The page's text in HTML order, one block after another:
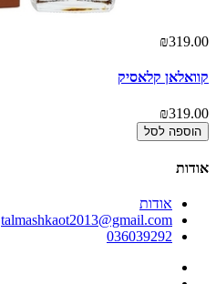
₪319.00
קוואלאן קלאסיק
₪319.00
הוספה לסל
אודות
אודות
talmashkaot2013@gmail.com
036039292